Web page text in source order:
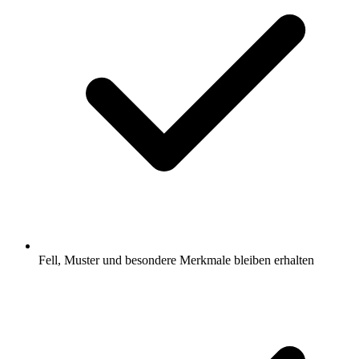
Fell, Muster und besondere Merkmale bleiben erhalten